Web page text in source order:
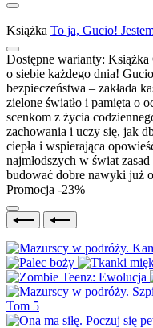
Książka To ja, Gucio!
Dostępne warianty: Książka
o siebie każdego dnia!
bezpieczeństwa – zakłada
zielone światło i pamięta o
scenkom z życia
zachowania i uczy się, jak
ciepła i wspierająca
najmłodszych w świat
budować dobre nawyki już
Promocja -23%